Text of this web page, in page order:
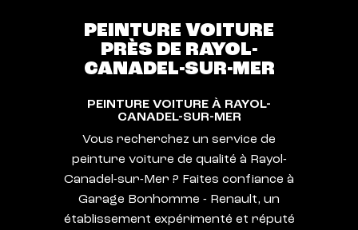
PEINTURE VOITURE
PRÈS DE RAYOL-
CANADEL-SUR-MER
PEINTURE VOITURE À RAYOL-
CANADEL-SUR-MER
Vous recherchez un service de
peinture voiture de qualité à Rayol-
Canadel-sur-Mer ? Faites confiance à
Garage Bonhomme - Renault, un
établissement expérimenté et réputé